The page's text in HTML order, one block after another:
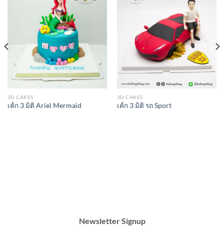
3D CAKES
เค้ก 3 มิติ Ariel Mermaid
3D CAKES
เค้ก 3 มิติ รถ Sport
Newsletter Signup